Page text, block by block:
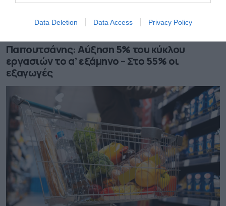
Data Deletion Data Access Privacy Policy
Παπουτσάνης: Αύξηση 5% του κύκλου
εργασιών το α’ εξάμηνο – Στο 55% οι
εξαγωγές